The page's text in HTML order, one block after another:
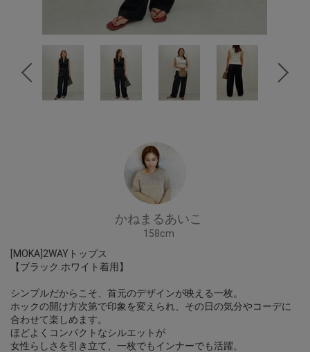
かねまるあいこ
158cm
[MOKA]2WAYトップス
【ブラック.ホワイト着用】
シンプルだからこそ、首元のデザインが映える一枚。
ホックの開け方次第で印象を変えられ、その日の気分やコーデに
合わせて楽しめます。
ほどよくコンパクトなシルエットが
女性らしさを引き立て、一枚でもインナーでも活躍。